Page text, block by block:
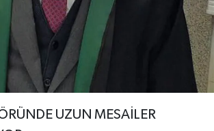
UZUN MESAİLER